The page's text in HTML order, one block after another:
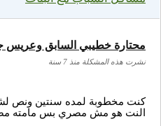
كنت مخطوبة لمده سنتين ونص
النت هو مش مصري بس مامته
محتارة خطيبي السابق وعريس
نشرت هذه المشكلة منذ 7 سنة